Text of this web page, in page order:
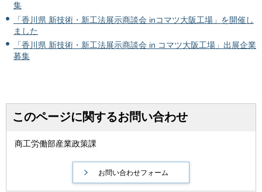
集
「香川県 新技術・新工法展示商談会 inコマツ大阪工場」を開催し
ました
「香川県 新技術・新工法展示商談会 in コマツ大阪工場」出展企業
募集
このページに関するお問い合わせ
商工労働部産業政策課